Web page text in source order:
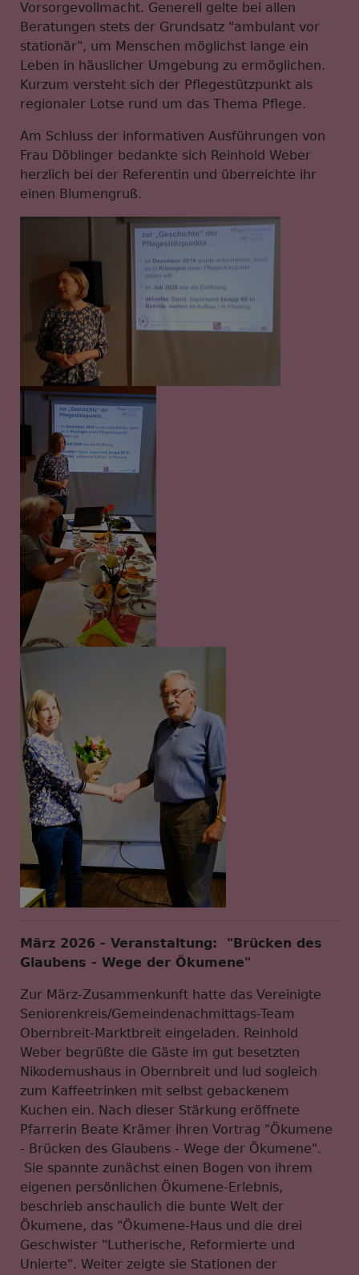
Vorsorgevollmacht. Generell gelte bei allen
Beratungen stets der Grundsatz "ambulant vor
stationär", um Menschen möglichst lange ein
Leben in häuslicher Umgebung zu ermöglichen.
Kurzum versteht sich der Pflegestützpunkt als
regionaler Lotse rund um das Thema Pflege.
Am Schluss der informativen Ausführungen von
Frau Döblinger bedankte sich Reinhold Weber
herzlich bei der Referentin und überreichte ihr
einen Blumengruß.
März 2026 - Veranstaltung: "Brücken des
Glaubens - Wege der Ökumene"
Zur März-Zusammenkunft hatte das Vereinigte
Seniorenkreis/Gemeindenachmittags-Team
Obernbreit-Marktbreit eingeladen. Reinhold
Weber begrüßte die Gäste im gut besetzten
Nikodemushaus in Obernbreit und lud sogleich
zum Kaffeetrinken mit selbst gebackenem
Kuchen ein. Nach dieser Stärkung eröffnete
Pfarrerin Beate Krämer ihren Vortrag "Ökumene
- Brücken des Glaubens - Wege der Ökumene".
Sie spannte zunächst einen Bogen von ihrem
eigenen persönlichen Ökumene-Erlebnis,
beschrieb anschaulich die bunte Welt der
Ökumene, das "Ökumene-Haus und die drei
Geschwister "Lutherische, Reformierte und
Unierte". Weiter zeigte sie Stationen der